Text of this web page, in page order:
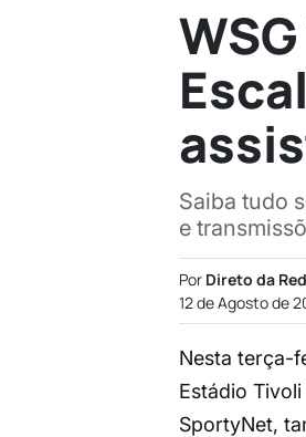
Saiba tudo
e
Por Direto da
12 de Agosto de
Nesta terça-
Estádio
SportyNet,